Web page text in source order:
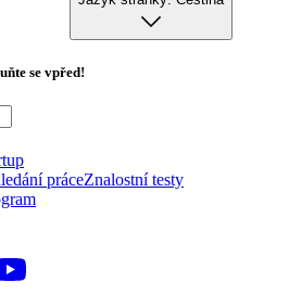
se vpřed!
práceZnalostní testy